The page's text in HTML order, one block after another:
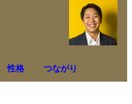
性格 つながり